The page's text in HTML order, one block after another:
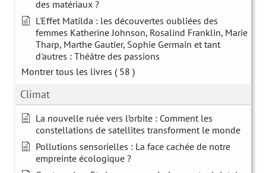
des matériaux ?
L'Effet Matilda : les découvertes oubliées des
femmes Katherine Johnson, Rosalind Franklin, Marie
Tharp, Marthe Gautier, Sophie Germain et tant
d'autres : Théâtre des passions
Montrer tous les livres ( 58 )
Climat
La nouvelle ruée vers l’orbite : Comment les
constellations de satellites transforment le monde
Pollutions sensorielles : La face cachée de notre
empreinte écologique ?